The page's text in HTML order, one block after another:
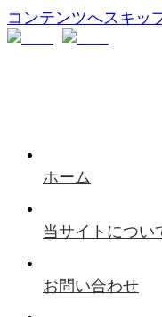
コンテンツへスキッ
ホーム
当サイトについ
お問い合わせ